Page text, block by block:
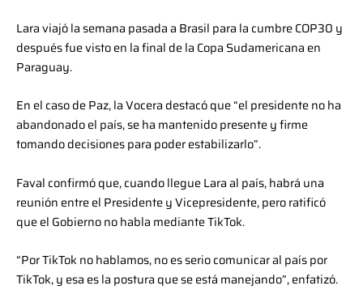
Lara viajó la semana pasada a Brasil para la cumbre COP30 y
después fue visto en la final de la Copa Sudamericana en
Paraguay.
En el caso de Paz, la Vocera destacó que “el presidente no ha
abandonado el país, se ha mantenido presente y firme
tomando decisiones para poder estabilizarlo”.
Faval confirmó que, cuando llegue Lara al país, habrá una
reunión entre el Presidente y Vicepresidente, pero ratificó
que el Gobierno no habla mediante TikTok.
“Por TikTok no hablamos, no es serio comunicar al país por
TikTok, y esa es la postura que se está manejando”, enfatizó.